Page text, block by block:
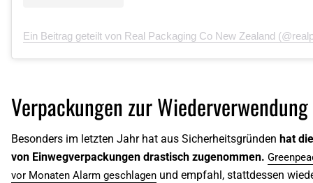
Ein Beitrag geteilt von Real Packaging Co New Zealand
Verpackungen zur Wiederverwendung
Besonders im letzten Jahr hat aus Sicherheitsgründen hat
von Einwegverpackungen drastisch zugenommen.
vor Monaten Alarm geschlagen und empfahl, stattdessen